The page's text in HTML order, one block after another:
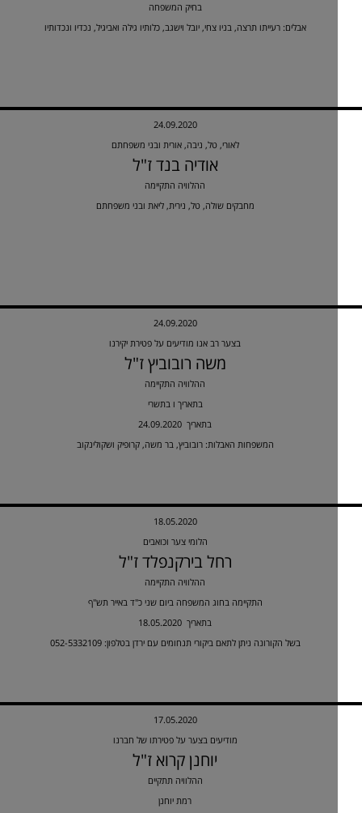
בחיק המשפחה
אבלים: רעייתו תרצה, בניו צחי, יובל וישגב, כלותיו גילה ואביגיל, נכדיו ונכדותיו
24.09.2020
לאורי, טל, ניבה, אורית ובני משפחתם
אודיה בנד ז"ל
ההלוויה התקיימה
מחבקים שולה, טל, נירית, ליאת ובני משפחתם
24.09.2020
בצער רב אנו מודיעים על פטירת יקירנו
משה רובוביץ ז"ל
ההלוויה התקיימה
בתאריך ו בתשרי
24.09.2020 בתאריך
המשפחות האבלות: רובוביץ, בר משה, קרופיק ושקולינקוב
18.05.2020
הלומי צער וכואבים
רחל בירקנפלד ז"ל
ההלוויה התקיימה
התקיימה בחוג המשפחה ביום שני כ"ד באייר תש"ף
18.05.2020 בתאריך
בשל הקורונה ניתן לתאם ביקורי תנחומים עם ירדן בטלפון: 052-5332109
17.05.2020
מודיעים בצער על פטירתו של חברנו
יוחנן קרוא ז"ל
ההלוויה תתקיים
רמת יוחנן